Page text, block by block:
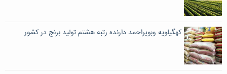
کهگیلویه وبویراحمد دارنده رتبه هشتم تولید برنج در کشور